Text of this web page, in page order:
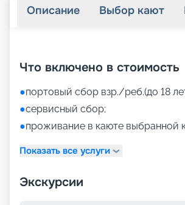
Описание Выбор кают
Что включено в стоимость
●портовый сбор взр./реб.(до 18
●сервисный сбор;
●проживание в каюте выбранной
Показать все услуги
Экскурсии